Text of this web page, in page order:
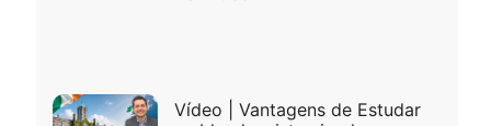
Vídeo | Vantagens de Estudar